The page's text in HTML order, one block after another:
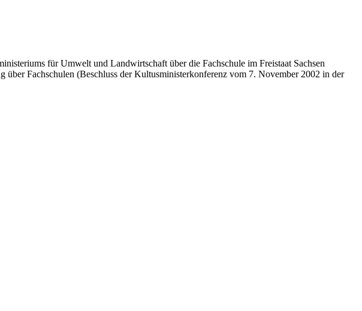
für Umwelt und Landwirtschaft über die Fachschule im Freistaat Sachsen
Fachschulen (Beschluss der Kultusministerkonferenz vom 7. November 2002 in der